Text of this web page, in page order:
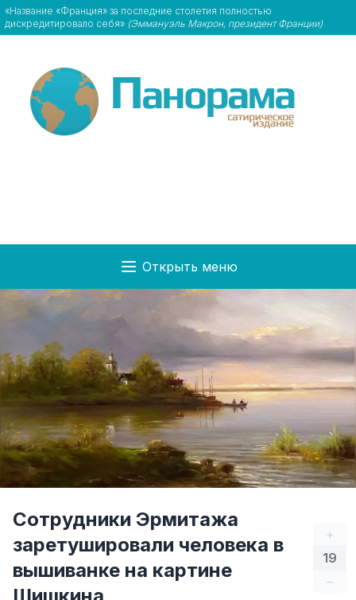
«Название «Франция» за последние столетия полностью
дискредитировало себя» (Эммануэль Макрон, президент Франции)
Открыть меню
+
19
–
Сотрудники Эрмитажа
заретушировали человека в
вышиванке на картине